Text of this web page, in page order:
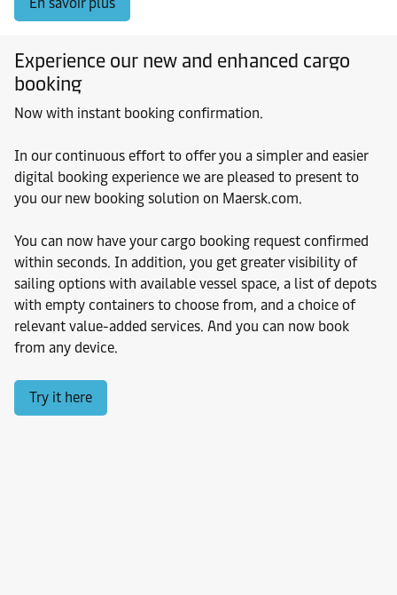
Experience our new and enhanced cargo
booking
Now with instant booking confirmation.
In our continuous effort to offer you a simpler and easier
digital booking experience we are pleased to present to
you our new booking solution on Maersk.com.
You can now have your cargo booking request confirmed
within seconds. In addition, you get greater visibility of
sailing options with available vessel space, a list of depots
with empty containers to choose from, and a choice of
relevant value-added services. And you can now book
from any device.
Try it here